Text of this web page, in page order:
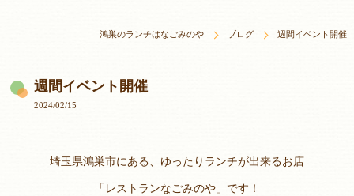
鴻巣のランチはなごみのや ブログ 週間イベント開催
週間イベント開催
2024/02/15
埼玉県鴻巣市にある、ゆったりランチが出来るお店
「レストランなごみのや」です！